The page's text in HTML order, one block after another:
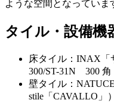
ような空間となっていま
タイル・設備機
床タイル：INAX
300/ST-31N 300 角
壁タイル：
stile「CAVALLO